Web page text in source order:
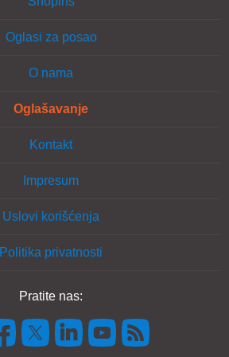
Oglasi za posao
O nama
Oglašavanje
Kontakt
Impresum
Uslovi korišćenja
Politika privatnosti
Pratite nas: